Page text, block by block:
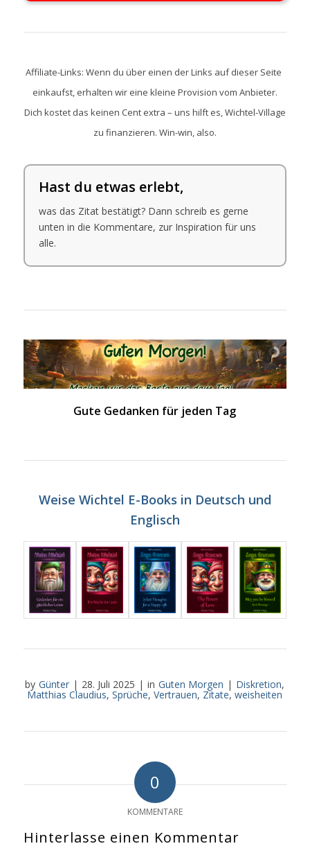
Affiliate-Links: Wenn du über einen der Links auf dieser Seite
einkaufst, erhalten wir eine kleine Provision vom Anbieter.
Dich kostet das keinen Cent extra – uns hilft es, Wichtel-Village
zu finanzieren. Win-win, also.
Hast du etwas erlebt,
was das Zitat bestätigt? Dann schreib es gerne
unten in die Kommentare, zur Inspiration für uns
alle.
Gute Gedanken für jeden Tag
Weise Wichtel E-Books in Deutsch und
Englisch
by Günter | 28. Juli 2025 | in Guten Morgen | Diskretion,
Matthias Claudius,Sprüche,Vertrauen, Zitate,weisheiten
0
KOMMENTARE
Hinterlasse einen Kommentar